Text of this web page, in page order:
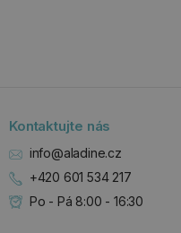
Kontaktujte nás
info@aladine.cz
+420 601 534 217
Po - Pá 8:00 - 16:30